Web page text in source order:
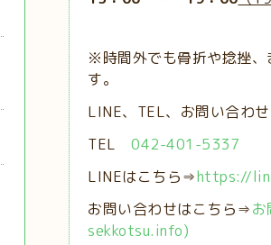
※時間外でも骨折や捻挫、
す。
LINE、TEL、お問い合わせ
TEL 042-401-5337
LINEはこちら⇒https://
お問い合わせはこちら⇒
sekkotsu.info)